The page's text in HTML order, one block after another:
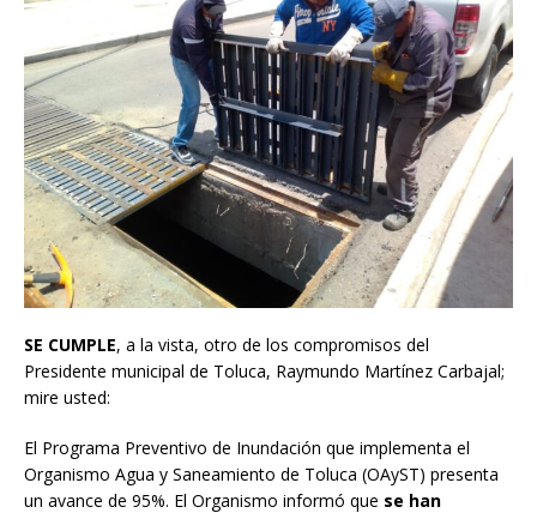
SE CUMPLE, a la vista, otro de los compromisos del
Presidente municipal de Toluca, Raymundo Martínez Carbajal;
mire usted:
El Programa Preventivo de Inundación que implementa el
Organismo Agua y Saneamiento de Toluca (OAyST) presenta
un avance de 95%. El Organismo informó que se han